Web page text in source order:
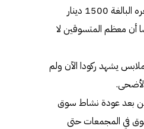
الإغلاق في الثامنة كبده الكثير من الخسائر، وكان يدفع قيمة الإيجار الشهري لمتجره البالغة 1500 دينار
أن معظم المتسوقين لا
يشهد ركودا الآن ولم
لكن بعد عودة نشاط سوق
في المجمعات حتى